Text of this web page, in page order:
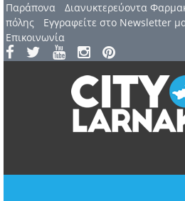
Παράπονα Διανυκτερεύοντα
πόλης
Εγγραφείτε στο Newsletter
Επικοινωνία